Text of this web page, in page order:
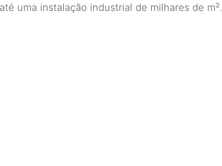
até uma instalação industrial de milhares de m².